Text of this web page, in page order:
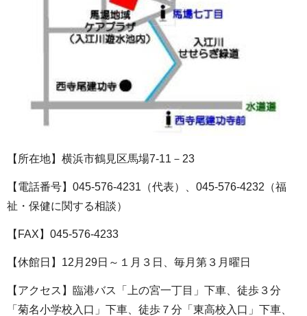
【所在地】横浜市鶴見区馬場7‐11－23
【電話番号】045-576-4231（代表）、045-576-4232（福
祉・保健に関する相談）
【FAX】045-576-4233
【休館日】12月29日～１月３日、毎月第３月曜日
【アクセス】臨港バス「上の宮一丁目」下車、徒歩３分
「菊名小学校入口」下車、徒歩７分「東高校入口」下車、